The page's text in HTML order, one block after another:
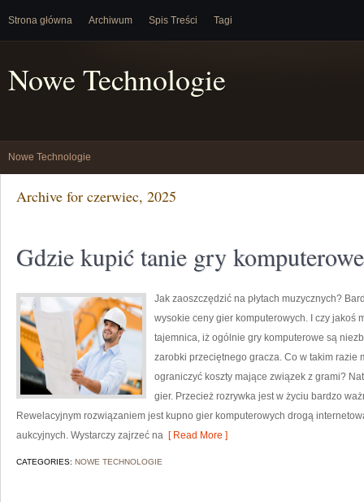
Strona główna Archiwum Spis Treści Tagi
Nowe Technologie
Nowe Technologie
Archive for czerwiec, 2025
Gdzie kupić tanie gry
Jak zaoszczędzić na płytach muzycznych?
wysokie ceny gier komputerowych. I czy jakoś
tajemnica, iż ogólnie gry komputerowe są
zarobki przeciętnego gracza. Co w takim razie
ograniczyć koszty mające związek z grami?
gier. Przecież rozrywka jest w życiu bardzo
Rewelacyjnym rozwiązaniem jest kupno gier komputerowych drogą
aukcyjnych. Wystarczy zajrzeć na [ Read More ]
CATEGORIES: NOWE TECHNOLOGIE